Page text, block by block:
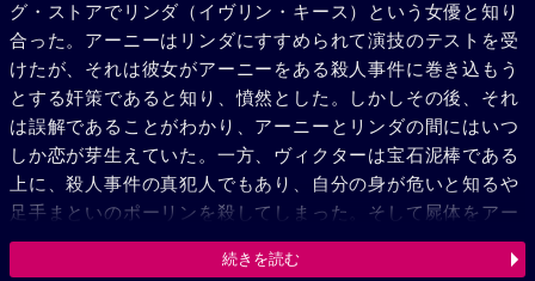
グ・ストアでリンダ（イヴリン・キース）という女優と知り
合った。アーニーはリンダにすすめられて演技のテストを受
けたが、それは彼女がアーニーをある殺人事件に巻き込もう
とする奸策であると知り、憤然とした。しかしその後、それ
は誤解であることがわかり、アーニーとリンダの間にはいつ
しか恋が芽生えていた。一方、ヴィクターは宝石泥棒である
上に、殺人事件の真犯人でもあり、自分の身が危いと知るや
足手まといのポーリンを殺してしまった。そして屍体をアー
ニーの自動車の荷物入れに押し込み、アーニーが妻を殺した
と密告して外国へ逃亡しようとした。アーニーは運転手仲間
続きを読む